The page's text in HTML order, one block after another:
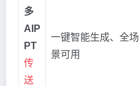
多
AIP
PT
传
送
一键智能生成、全场
景可用